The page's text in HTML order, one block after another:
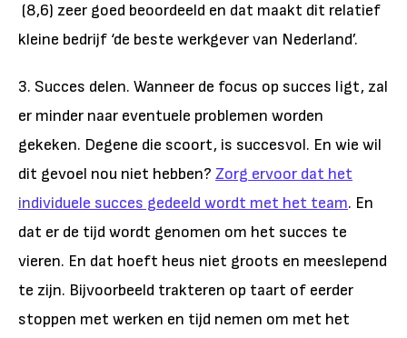
(8,6) zeer goed beoordeeld en dat maakt dit relatief
kleine bedrijf ‘de beste werkgever van Nederland’.
3. Succes delen. Wanneer de focus op succes ligt, zal
er minder naar eventuele problemen worden
gekeken. Degene die scoort, is succesvol. En wie wil
dit gevoel nou niet hebben? Zorg ervoor dat het
individuele succes gedeeld wordt met het team. En
dat er de tijd wordt genomen om het succes te
vieren. En dat hoeft heus niet groots en meeslepend
te zijn. Bijvoorbeeld trakteren op taart of eerder
stoppen met werken en tijd nemen om met het